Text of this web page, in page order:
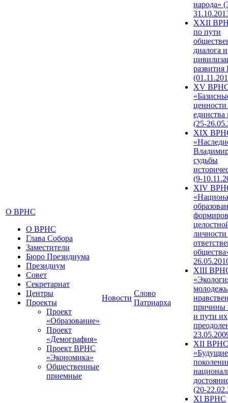
О ВРНС
О ВРНС
Глава Собора
Заместители
Бюро Президиума
Президиум
Совет
Секретариат
Центры
Проекты
Проект
«Образование»
Проект
«Демография»
Проект ВРНС
«Экономика»
Общественные
приемные
Новости
Слово
Патриарха
народа»
XXII
по пути
диалога и
развития
XV
единства
(25-
XIX
судьбы
(9-
XIV
XIII
причины
и пути их
XII ВРНС
«Будущие
(20-
XI ВРНС